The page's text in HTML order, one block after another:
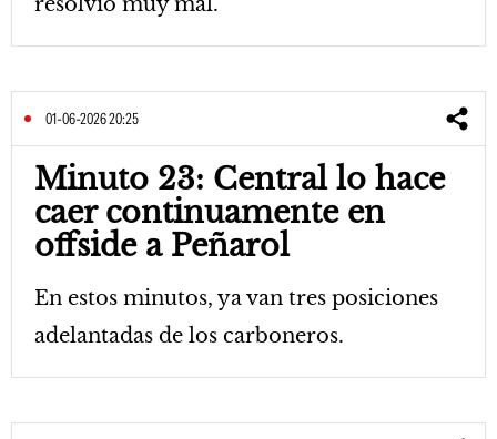
01-06-2026 20:25
Minuto 23: Central lo hace
caer continuamente en
offside a Peñarol
En estos minutos, ya van tres posiciones
adelantadas de los carboneros.